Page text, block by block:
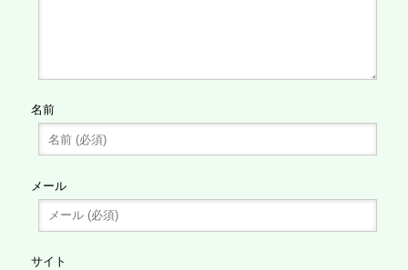
名前
メール
サイト